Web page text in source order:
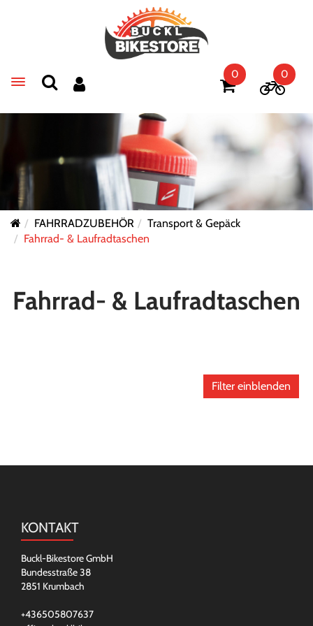
Toggle navigation
0 0
FAHRRADZUBEHÖR
Transport & Gepäck
Fahrrad- & Laufradtaschen
Fahrrad- & Laufradtaschen
Filter einblenden
KONTAKT
Buckl-Bikestore GmbH
Bundesstraße 38
2851 Krumbach
+436505807637